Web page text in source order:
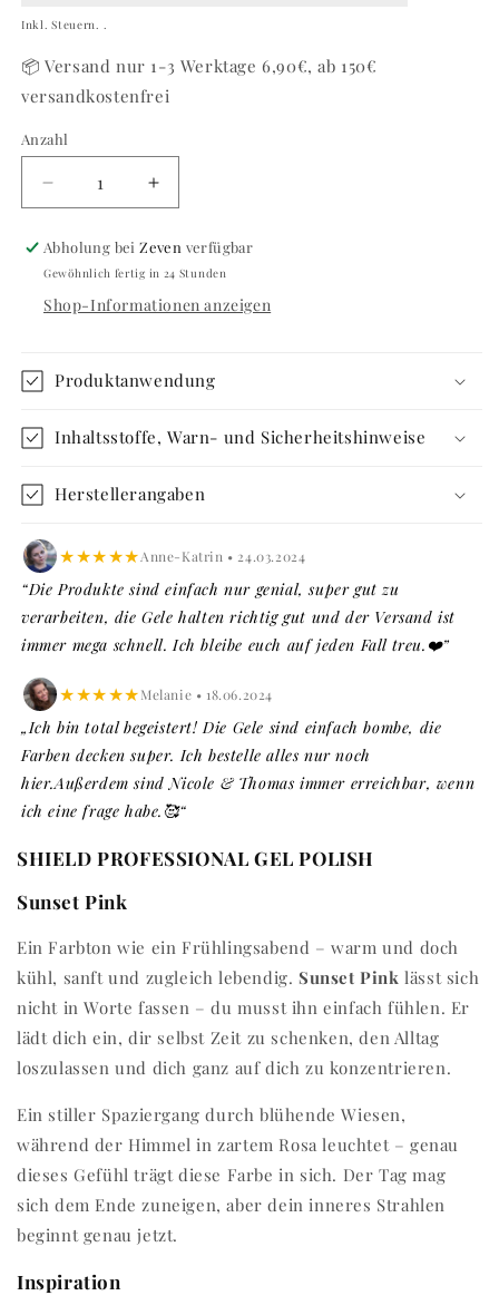
Inkl. Steuern. .
📦 Versand nur 1-3 Werktage 6,90€, ab 150€
versandkostenfrei
Anzahl
Anzahl
Verringere
die
Menge
Color
Erhöhe
die
Menge
#424
Color
Abholung beiZeven verfügbar
Gewöhnlich fertig in 24 Stunden
Shop-Informationen anzeigen
Produktanwendung
Inhaltsstoffe, Warn- und Sicherheitshinweise
Herstellerangaben
★★★★★Anne-Katrin • 24.03.2024
“Die Produkte sind einfach nur genial, super gut zu
verarbeiten, die Gele halten richtig gut und der Versand ist
immer mega schnell. Ich bleibe euch auf jeden Fall treu.❤️”
★★★★★Melanie • 18.06.2024
„Ich bin total begeistert! Die Gele sind einfach bombe, die
Farben decken super. Ich bestelle alles nur noch
hier.Außerdem sind Nicole & Thomas immer erreichbar, wenn
ich eine frage habe.🥰“
SHIELD PROFESSIONAL GEL POLISH
Sunset Pink
Ein Farbton wie ein Frühlingsabend – warm und doch
kühl, sanft und zugleich lebendig.Sunset Pink lässt sich
nicht in Worte fassen – du musst ihn einfach fühlen. Er
lädt dich ein, dir selbst Zeit zu schenken, den Alltag
loszulassen und dich ganz auf dich zu konzentrieren.
Ein stiller Spaziergang durch blühende Wiesen,
während der Himmel in zartem Rosa leuchtet – genau
dieses Gefühl trägt diese Farbe in sich. Der Tag mag
sich dem Ende zuneigen, aber dein inneres Strahlen
beginnt genau jetzt.
Inspiration